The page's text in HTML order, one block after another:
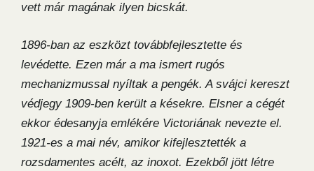
vett már magának ilyen bicskát.
1896-ban az eszközt továbbfejlesztette és
levédette. Ezen már a ma ismert rugós
mechanizmussal nyíltak a pengék. A svájci kereszt
védjegy 1909-ben került a késekre. Elsner a cégét
ekkor édesanyja emlékére Victoriának nevezte el.
1921-es a mai név, amikor kifejlesztették a
rozsdamentes acélt, az inoxot. Ezekből jött létre